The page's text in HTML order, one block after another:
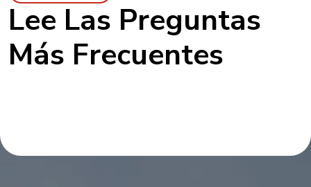
Lee Las Preguntas
Más Frecuentes